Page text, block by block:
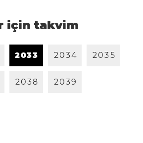
için takvim
2033 2034 2035
2038 2039